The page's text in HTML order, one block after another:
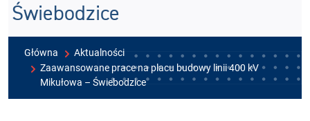
Świebodzice
Główna
Aktualności
Zaawansowane prace na placu budowy linii 400 kV
Mikułowa – Świebodzice